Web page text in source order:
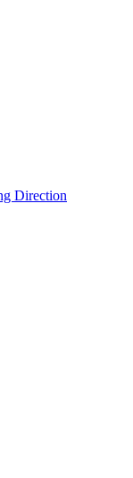
Direction